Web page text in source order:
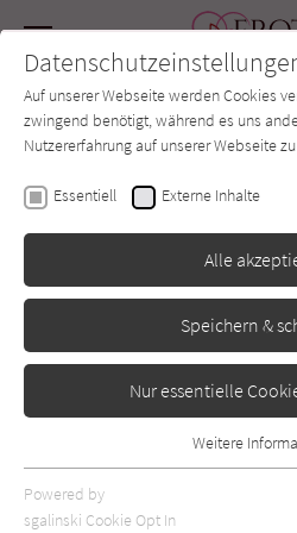
SUCHE Forum
Elsie Silver
Wild Eyes
LYX Erschienen: Mai 2025 0
Auf unserer Webseite werden Cookies
zwingend benötigt, während es uns
Nutzererfahrung auf unserer Webseite
Essentiell Externe Inhalte
Alle
Speichern &
Nur essentielle
Essentielle Cookies werden für
Webseite benötigt. Dadurch ist
Weitere
Powered by
sgalinski Cookie Opt In